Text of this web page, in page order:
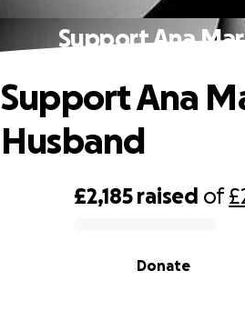
Support Ana
£2,185 raised of
Donate
Support Ana
Husband